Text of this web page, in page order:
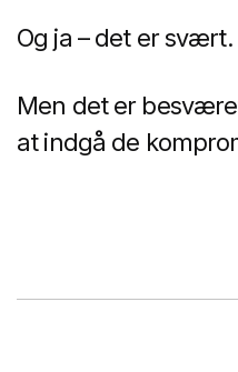
Og ja – det er svært.
Men det er
at indgå de